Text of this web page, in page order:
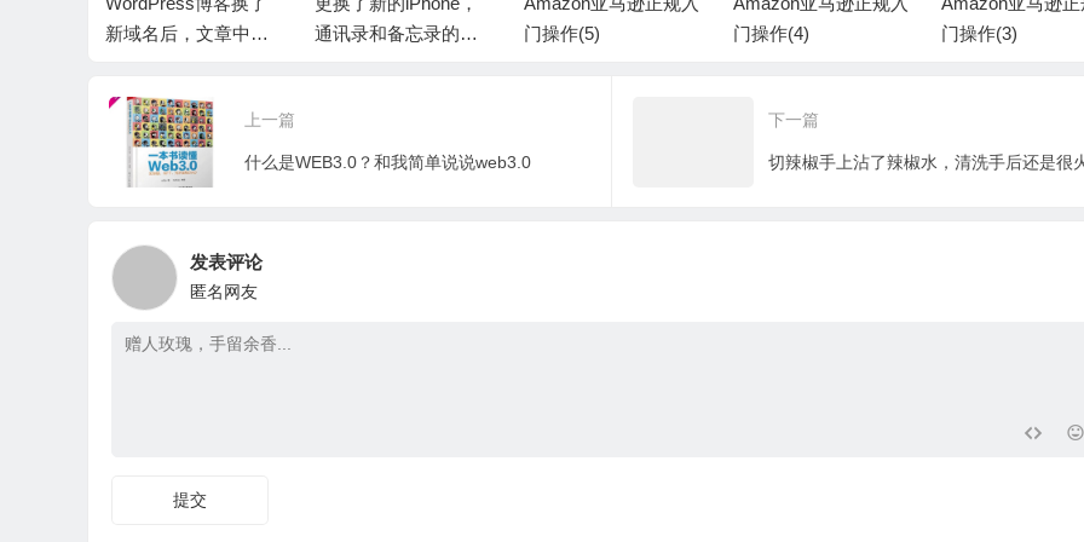
新域名后，文章中的
通讯录和备忘录的信
门操作(5)
门操作(4)
门操作(3)
上一篇
什么是WEB3.0？和我简单说说web3.0
下一篇
切辣椒手上沾了辣椒水，清洗手后还是很
发表评论
匿名网友
提交